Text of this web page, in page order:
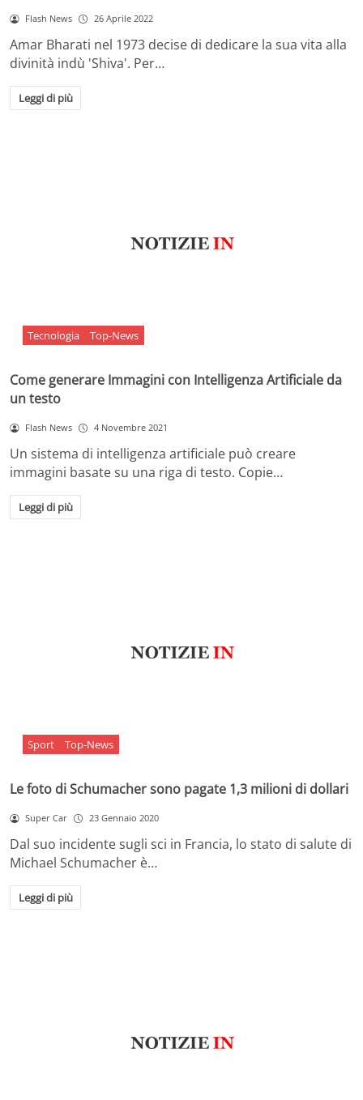
Flash News 26 Aprile 2022
Amar Bharati nel 1973 decise di dedicare la sua vita alla
divinità indù 'Shiva'. Per…
Leggi di più
Tecnologia Top-News
Come generare Immagini con Intelligenza Artificiale da
un testo
Flash News 4 Novembre 2021
Un sistema di intelligenza artificiale può creare
immagini basate su una riga di testo. Copie…
Leggi di più
Sport Top-News
Le foto di Schumacher sono pagate 1,3 milioni di dollari
Super Car 23 Gennaio 2020
Dal suo incidente sugli sci in Francia, lo stato di salute di
Michael Schumacher è…
Leggi di più